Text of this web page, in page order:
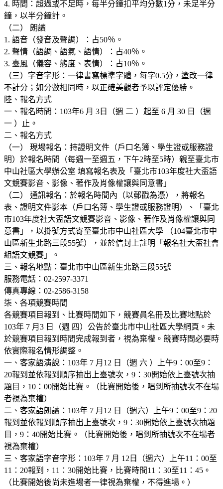
4. 時間：超過或不足時，每半分鐘扣平均分數1分，未足半分
鐘，以半分鐘計。
（二） 朗讀
1. 語音（發音及聲調）：占50％。
2. 聲情（語調、語氣、語情）：占40％。
3. 臺風（儀容、態度、表情）：占10％。
（三）字音字形：一律書寫標準字體，每字0.5分，塗改一律
不計分；如分數相同時，以正確美觀者予以評定優勝。
陸、報名方式
一、報名時間：103年6 月 3日（週 二 ）起至 6 月 30 日（週
一 ）止。
二、報名方式
（一） 現場報名：持證明文件（戶口名簿、學生證或服務證
明）於報名時間（每週一至週五，下午2時至5時）親至臺北市
中山社區大學辦公室 填寫報名表及「臺北市103年度社大盃語
文競賽影音、影像、著作及肖像權讓與同意書」
（二） 通訊報名：於報名時間內（以郵戳為憑），將報名
表、證明文件影本（戶口名簿、學生證或服務證明）、「臺北
市103年度社大盃語文競賽影音、影像、著作及肖像權讓與同
意書」，以掛號方式寄至臺北市中山社區大學 （104臺北市中
山區新生北路三段55號），並於信封上註明「報名社大盃社會
組語文競賽」。
三、報名地點：臺北市中山區新生北路三段55號
服務電話：02-2597-3371
傳真專線：02-2586-3158
柒、各項競賽時間
各競賽項目報到、比賽時間如下，競賽員名冊及比賽地點於
103年 7 月3 日（週 四）公告於臺北市中山社區大學網頁。未
於競賽項目報到時間完成報到者，視為棄權。競賽時間必要時
依實際報名情形調整。
一、客家語演說：103年 7 月12 日（週 六 ）上午9：00至9：
20報到並依報到順序抽出上臺號次，9：30開始依上臺號次抽
題目，10：00開始比賽。（比賽開始後，唱到所抽號次不在場
者視為棄權）
二、客家語朗讀：103年 7 月12 日（週六）上午9：00至9：20
報到並依報到順序抽出上臺號次，9：30開始依上臺號次抽題
目，9：40開始比賽。（比賽開始後，唱到所抽號次不在場者
視為棄權）
三、客家語字音字形：103年 7 月 12日（週六）上午11：00至
11：20報到，11：30開始比賽，比賽時間11：30至11：45。
（比賽開始後尚未進場者一律視為棄權，不得進場。）